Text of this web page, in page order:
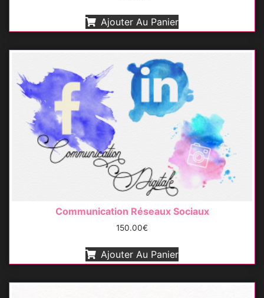
Ajouter Au Panier
Communication Réseaux Sociaux
150.00€
Ajouter Au Panier